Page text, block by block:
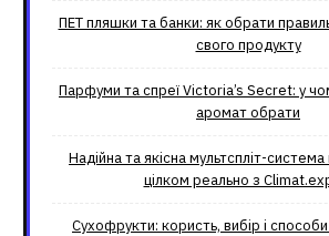
ПЕТ пляшки та банки: як обрати
свого продукту
Парфуми та спреї Victoria’s Secret: у
аромат обрати
Надійна та якісна мультспліт-
цілком реально з
Сухофрукти: користь, вибір і